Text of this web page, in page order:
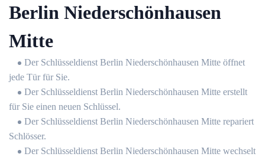
Berlin Niederschönhausen
Mitte
Der Schlüsseldienst Berlin Niederschönhausen Mitte öffnet
jede Tür für Sie.
Der Schlüsseldienst Berlin Niederschönhausen Mitte erstellt
für Sie einen neuen Schlüssel.
Der Schlüsseldienst Berlin Niederschönhausen Mitte repariert
Schlösser.
Der Schlüsseldienst Berlin Niederschönhausen Mitte wechselt